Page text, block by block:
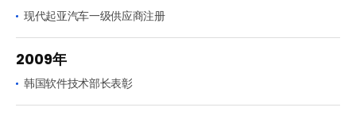
现代起亚汽车一级供应商注册
2009年
韩国软件技术部长表彰